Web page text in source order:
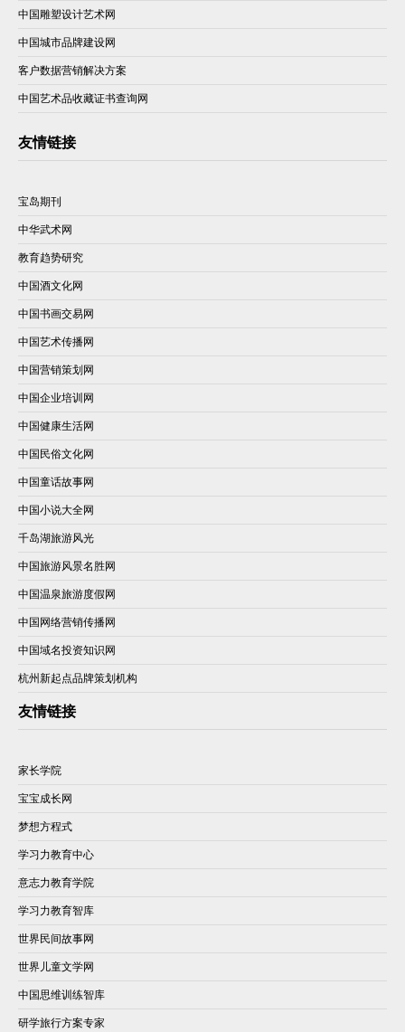
中国雕塑设计艺术网
中国城市品牌建设网
客户数据营销解决方案
中国艺术品收藏证书查询网
友情链接
宝岛期刊
中华武术网
教育趋势研究
中国酒文化网
中国书画交易网
中国艺术传播网
中国营销策划网
中国企业培训网
中国健康生活网
中国民俗文化网
中国童话故事网
中国小说大全网
千岛湖旅游风光
中国旅游风景名胜网
中国温泉旅游度假网
中国网络营销传播网
中国域名投资知识网
杭州新起点品牌策划机构
友情链接
家长学院
宝宝成长网
梦想方程式
学习力教育中心
意志力教育学院
学习力教育智库
世界民间故事网
世界儿童文学网
中国思维训练智库
研学旅行方案专家